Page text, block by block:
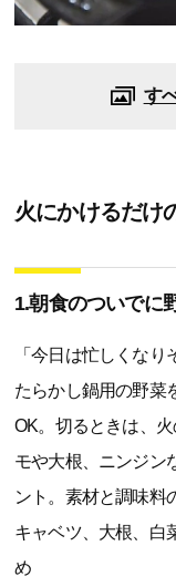
す
火にかけるだけ
1.朝食のついでに
「今日は忙しくな
たらかし鍋用の野菜
OK。切るときは、
モや大根、ニンジン
ント。素材と調味料
キャベツ、大根、白
め